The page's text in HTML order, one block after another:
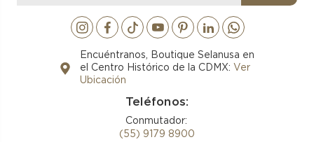
Encuéntranos, Boutique Selanusa en
el Centro Histórico de la CDMX: Ver
Ubicación
Teléfonos:
Conmutador:
(55) 9179 8900